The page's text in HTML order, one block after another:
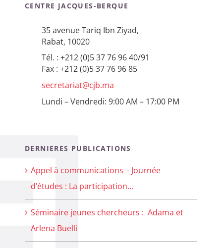
CENTRE JACQUES-BERQUE
35 avenue Tariq Ibn Ziyad,
Rabat, 10020
Tél. : +212 (0)5 37 76 96 40/91
Fax : +212 (0)5 37 76 96 85
secretariat@cjb.ma
Lundi – Vendredi: 9:00 AM – 17:00 PM
DERNIERES PUBLICATIONS
Appel à communications – Journée
d’études : La participation...
Séminaire jeunes chercheurs : Adama et
Arlena Buelli